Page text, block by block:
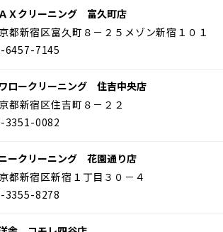
Ｘクリーニング 富久町店
都新宿区富久町８－２５メゾン新宿１０１
6457-7145
ロークリーニング 住吉中央店
都新宿区住吉町８－２２
3351-0082
ークリーニング 花園通り店
都新宿区新宿１丁目３０－４
3355-8278